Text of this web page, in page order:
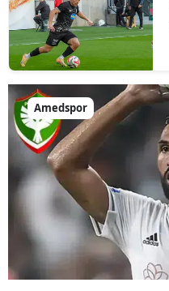
Amedspor